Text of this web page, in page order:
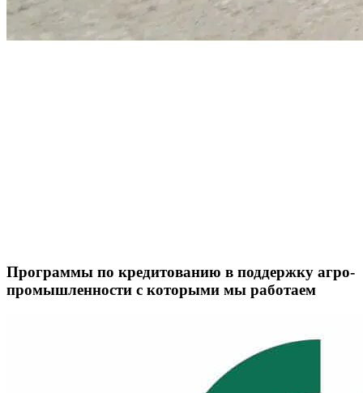
Программы по кредитованию в поддержку агро-
промышленности с которыми мы работаем